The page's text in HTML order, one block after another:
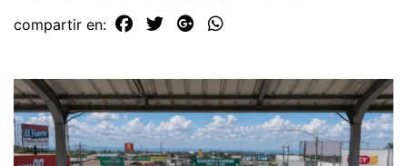
compartir en: